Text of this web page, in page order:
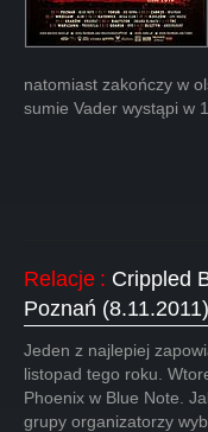
natomiast zakończy w
sumie Vader wystąpi w
Relacje : Crippled
Poznań (8.11.2011)
Jeden z najlepiej
listopad tego roku.
Phoenix w Blue Note.
grupy organizatorzy